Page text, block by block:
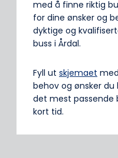
med å finne riktig
for dine ønsker og
dyktige og
buss i Årdal.
Fyll ut skjemaet
behov og ønsker
det mest passende
kort tid.